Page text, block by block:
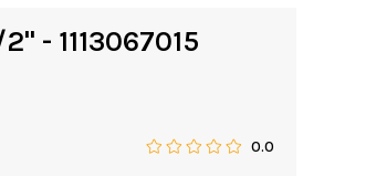
- 1113067015
0.0